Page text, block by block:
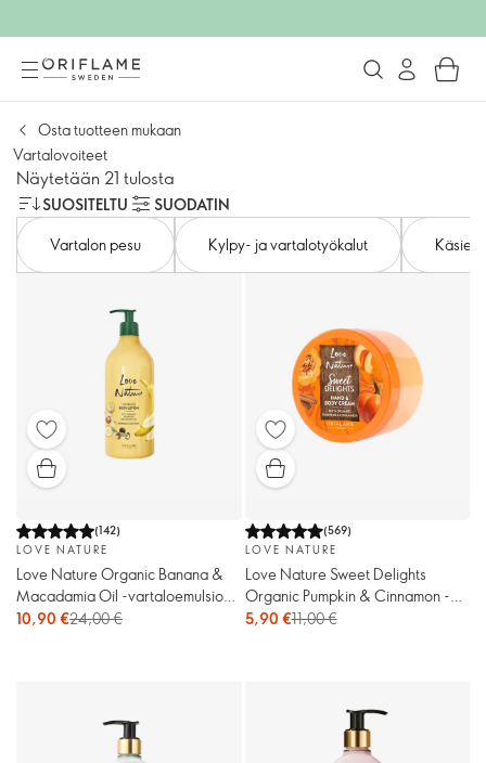
Osta tuotteen mukaan
Vartalovoiteet
Näytetään 21 tulosta
SUOSITELTU
SUODATIN
Vartalon pesu
Kylpy- ja vartalotyökalut Käsien
(142)
LOVE NATURE
Love Nature Organic Banana &
Macadamia Oil -vartaloemulsio
(megajumbo)
10,90 €24,00 €
(569)
LOVE NATURE
Love Nature Sweet Delights
Organic Pumpkin & Cinnamon -
käsi- ja kokovartalovoide
5,90 €11,00 €